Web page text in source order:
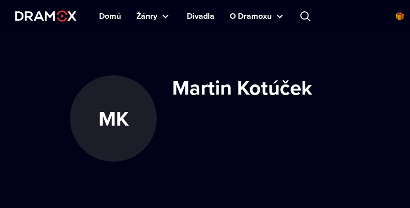
Domů Žánry Divadla O Dramoxu
MK
Martin Kotúček